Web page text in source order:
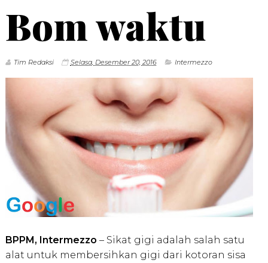
Bom waktu
Tim Redaksi Selasa, Desember 20, 2016 Intermezzo
BPPM, Intermezzo – Sikat gigi adalah salah satu
alat untuk membersihkan gigi dari kotoran sisa